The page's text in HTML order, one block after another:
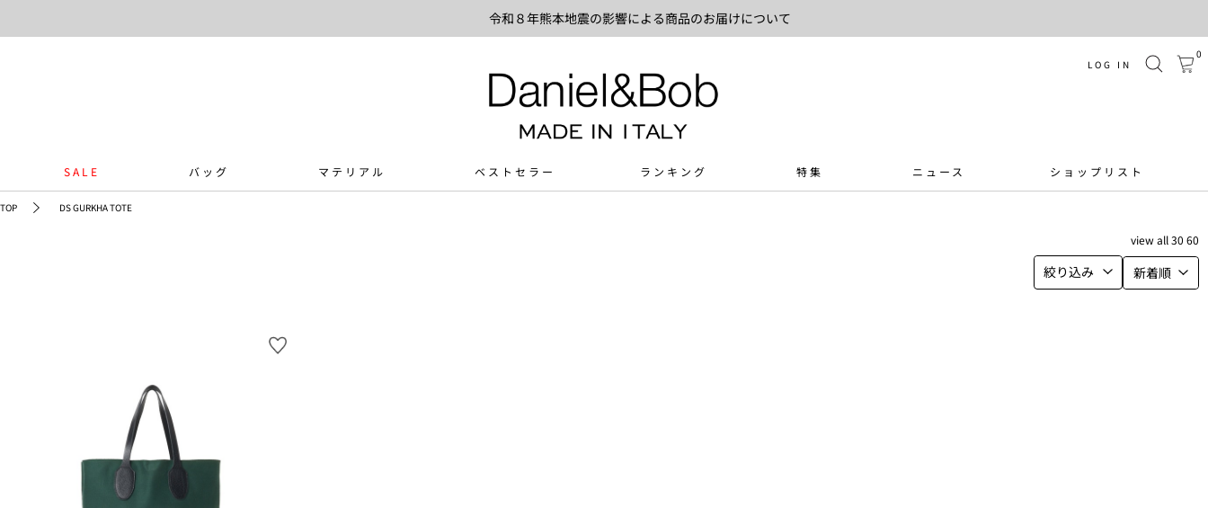
令和８年熊本地震の影響による商品のお届けについて
LOG IN
0
SALE バッグ マテリアル ベストセラー ランキング 特集 ニュース ショップリスト
TOP DS GURKHA TOTE
絞り込み 新着順
viewall30 60